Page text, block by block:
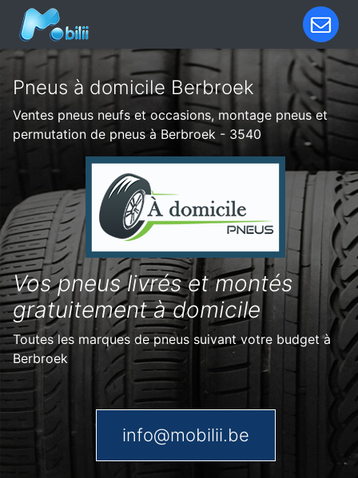
Pneus à domicile Berbroek
Ventes pneus neufs et occasions, montage pneus et
permutation de pneus à Berbroek - 3540
Vos pneus livrés et montés
gratuitement à domicile
Toutes les marques de pneus suivant votre budget à
Berbroek
info@mobilii.be